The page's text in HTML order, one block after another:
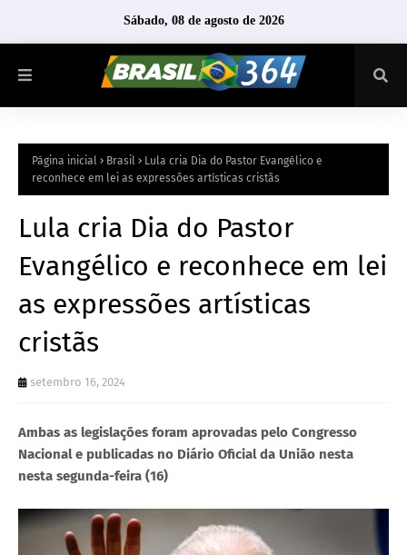
Sábado, 08 de agosto de 2026
Página inicial Brasil
Lula cria Dia do Pastor Evangélico e
reconhece em lei as expressões artísticas cristãs
Lula cria Dia do Pastor
Evangélico e reconhece em lei
as expressões artísticas
cristãs
setembro 16, 2024
Ambas as legislações foram aprovadas pelo Congresso
Nacional e publicadas no Diário Oficial da União nesta
nesta segunda-feira (16)